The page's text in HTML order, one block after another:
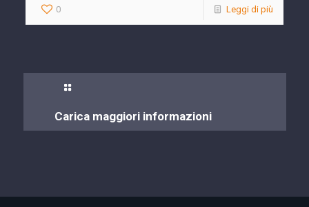
0 Leggi di più
Carica maggiori informazioni